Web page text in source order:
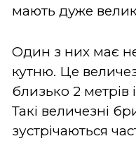
мають дуже
Один з них має
кутню. Це
близько 2
Такі величезні
зустрічаються